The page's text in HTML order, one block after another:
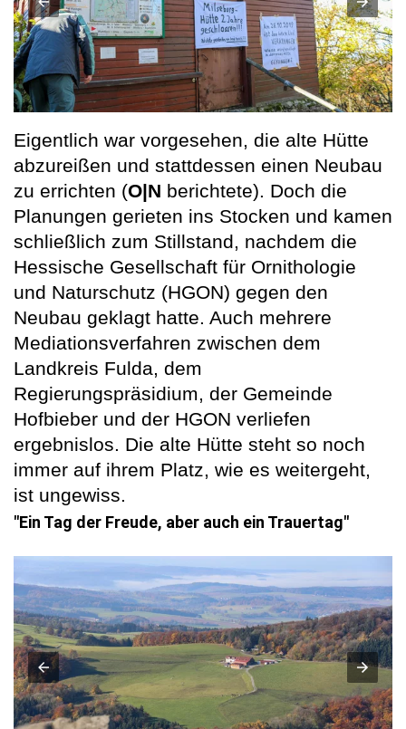
Eigentlich war vorgesehen, die alte Hütte
abzureißen und stattdessen einen Neubau
zu errichten (O|N berichtete). Doch die
Planungen gerieten ins Stocken und kamen
schließlich zum Stillstand, nachdem die
Hessische Gesellschaft für Ornithologie
und Naturschutz (HGON) gegen den
Neubau geklagt hatte. Auch mehrere
Mediationsverfahren zwischen dem
Landkreis Fulda, dem
Regierungspräsidium, der Gemeinde
Hofbieber und der HGON verliefen
ergebnislos. Die alte Hütte steht so noch
immer auf ihrem Platz, wie es weitergeht,
ist ungewiss.
"Ein Tag der Freude, aber auch ein Trauertag"